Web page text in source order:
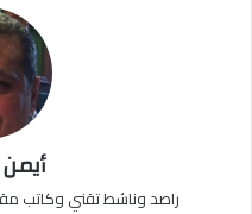
راصد وناشط تقني وكاتب